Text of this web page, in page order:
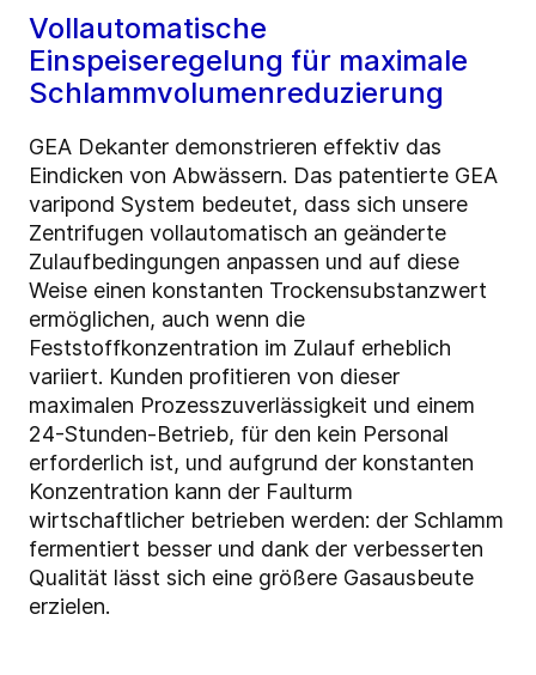
Vollautomatische
Einspeiseregelung für maximale
Schlammvolumenreduzierung
GEA Dekanter demonstrieren effektiv das
Eindicken von Abwässern. Das patentierte GEA
varipond System bedeutet, dass sich unsere
Zentrifugen vollautomatisch an geänderte
Zulaufbedingungen anpassen und auf diese
Weise einen konstanten Trockensubstanzwert
ermöglichen, auch wenn die
Feststoffkonzentration im Zulauf erheblich
variiert. Kunden profitieren von dieser
maximalen Prozesszuverlässigkeit und einem
24-Stunden-Betrieb, für den kein Personal
erforderlich ist, und aufgrund der konstanten
Konzentration kann der Faulturm
wirtschaftlicher betrieben werden: der Schlamm
fermentiert besser und dank der verbesserten
Qualität lässt sich eine größere Gasausbeute
erzielen.